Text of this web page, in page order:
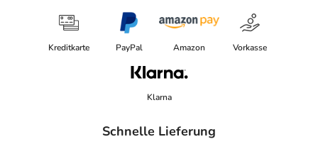
Kreditkarte PayPal Amazon Vorkasse
Klarna
Schnelle Lieferung